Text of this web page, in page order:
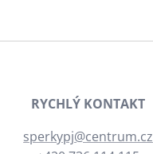
RYCHLÝ KONTAKT
sperkypj@centrum.cz